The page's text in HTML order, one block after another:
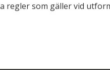
regler som gäller vid